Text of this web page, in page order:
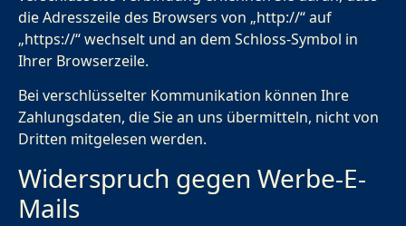
die Adresszeile des Browsers von „http://“ auf
„https://“ wechselt und an dem Schloss-Symbol in
Ihrer Browserzeile.
Bei verschlüsselter Kommunikation können Ihre
Zahlungsdaten, die Sie an uns übermitteln, nicht von
Dritten mitgelesen werden.
Widerspruch gegen Werbe-E-
Mails